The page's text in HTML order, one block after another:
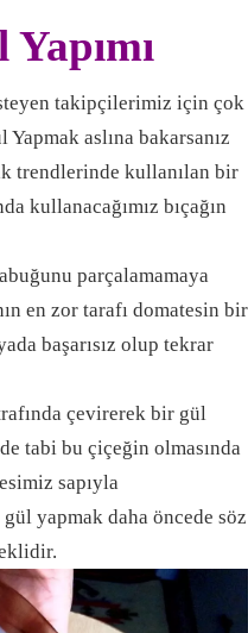
takipçilerimiz için çok
aslına bakarsanız
trendlerinde kullanılan bir
kullanacağımız bıçağın
parçalamamaya
en zor tarafı domatesin bir
başarısız olup tekrar
çevirerek bir gül
tabi bu çiçeğin olmasında
sapıyla
yapmak daha öncede söz